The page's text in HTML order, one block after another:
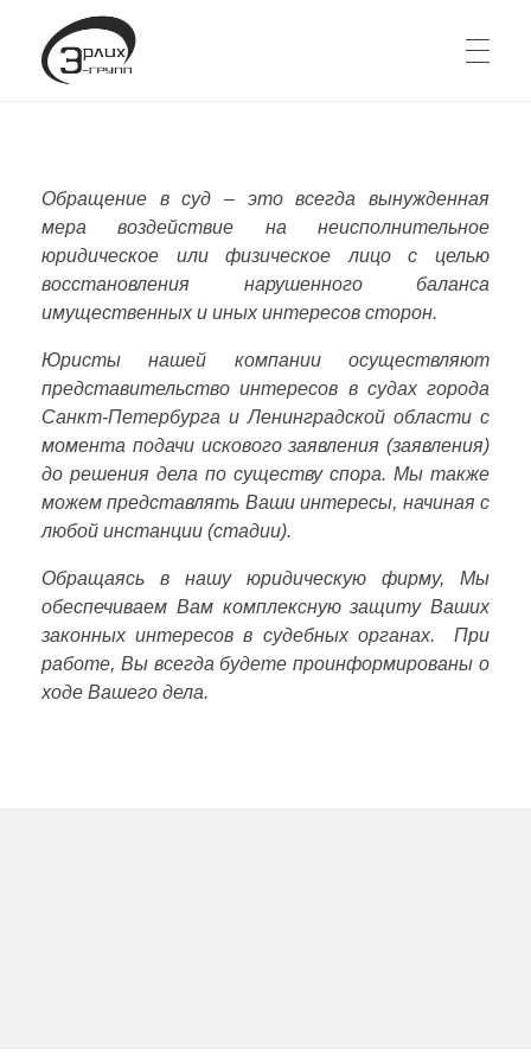
НОВОСТИ И ПУБЛИКАЦИИ
АБОНЕНТСКОЕ ЮРИДИЧЕСКОЕ ОБСЛУЖИВАНИЕ
ДОГОВОРНОЕ ПРАВО
СТОИМОСТЬ УСЛУГ
КОРПОРАТИВНОЕ ПРАВО, СЛИЯНИЯ И
НАЛОГИ
НЕДВИЖИМОСТЬ И СТРОИТЕЛЬСТВО
ПИСЬМЕННЫЕ И УСТНЫЕ ЮРИДИЧЕСКИЕ
Обращение в суд – это всегда вынужденная
мера воздействие на неисполнительное
юридическое или физическое лицо с целью
восстановления нарушенного баланса
имущественных и иных интересов сторон.
Юристы нашей компании осуществляют
представительство интересов в судах города
Санкт-Петербурга и Ленинградской области с
момента подачи искового заявления (заявления)
до решения дела по существу спора. Мы также
можем представлять Ваши интересы, начиная с
любой инстанции (стадии).
Обращаясь в нашу юридическую фирму, Мы
обеспечиваем Вам комплексную защиту Ваших
законных интересов в судебных органах. При
работе, Вы всегда будете проинформированы о
ходе Вашего дела.